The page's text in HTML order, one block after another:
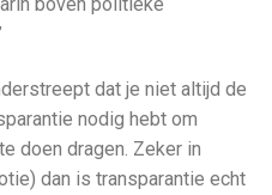
dat je niet altijd de
nodig hebt om
doen dragen. Zeker in
dan is transparantie echt